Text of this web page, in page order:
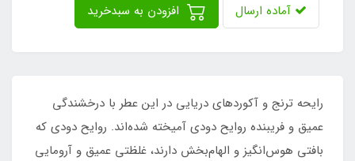
آماده ارسال
رایحه ترنج و آکوردهای دریایی در این عطر با درخشندگی
عمیق و فریبنده روایح دودی آمیخته شده‌اند. روایح دودی که
بافتی هوس‌انگیز و الهام‌بخش دارند، غلظتی عمیق و آرومایی